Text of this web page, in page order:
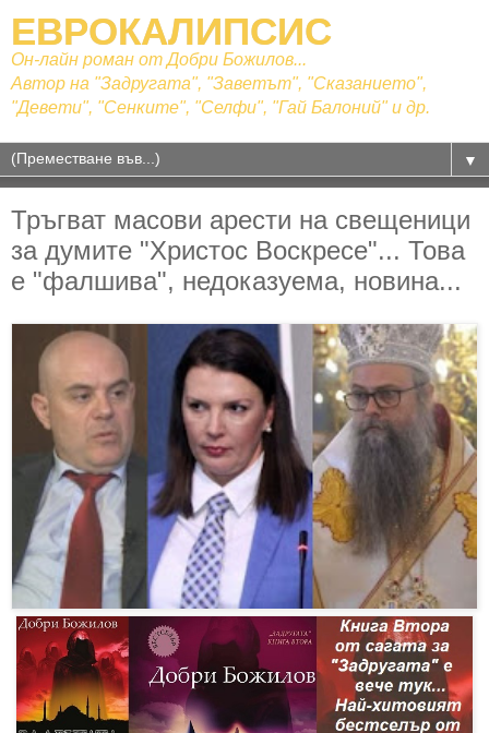
ЕВРОКАЛИПСИС
Он-лайн роман от Добри Божилов...
Автор на "Задругата", "Заветът", "Сказанието",
"Девети", "Сенките", "Селфи", "Гай Балоний" и др.
▼
Тръгват масови арести на свещеници
за думите "Христос Воскресе"... Това
е "фалшива", недоказуема, новина...